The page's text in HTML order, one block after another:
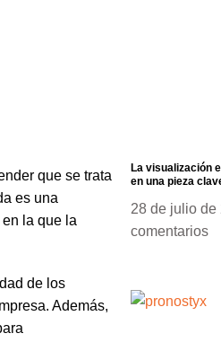
que se trata
es una
la que la
de los
Además,
La visualización
en una pieza
28 de julio de
comentarios